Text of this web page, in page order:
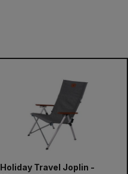
Holiday Travel Joplin -